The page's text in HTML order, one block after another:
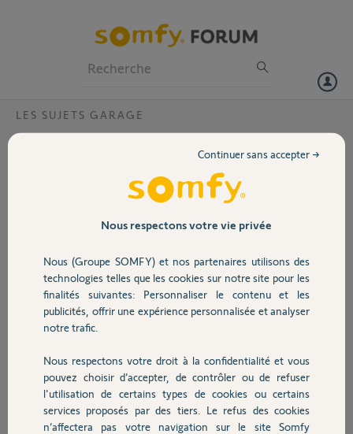
Volet
Sécurité
Domotique
Chauffage
Autres produits
LES SUJETS GARAGE
Dexxo compact rts chaine qui tape sur la
J'ai installé une motorisation Dexxo Compact RTS qui était livré avec
chaine tape sur le rail vers le milieux comme si elle était détendu et
pourtant j'ai séré le caoutchouc sans dépasser les 18mm.
Dois-je sérer encore plus pour la tendre ?
Cris V.
il y a plus de 5 ans
Participer au fil de discussion
Nous respectons votre vie privée
Nous (Groupe SOMFY) et nos partenaires utilisons des
technologies telles que les cookies sur notre site pour les
finalités suivantes: Personnaliser le contenu et les
publicités, offrir une expérience personnalisée et analyser
notre trafic.
Nous respectons votre droit à la confidentialité et vous
pouvez choisir d’accepter, de contrôler ou de refuser
l'utilisation de certains types de cookies ou certains
services proposés par des tiers. Le refus des cookies
n’affectera pas votre navigation sur le site Somfy
Continuer sans accepter →